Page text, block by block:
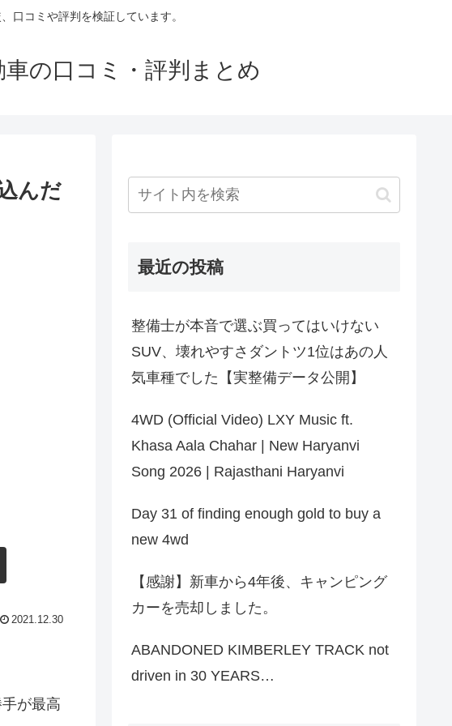
口コミや評判を検証しています。
の口コミ・評判まとめ
んだ
2021.12.30
が最高
最近の投稿
整備士が本音で選ぶ買ってはいけない
SUV、壊れやすさダントツ1位はあの人
気車種でした【実整備データ公開】
4WD (Official Video) LXY Music ft.
Khasa Aala Chahar | New Haryanvi
Song 2026 | Rajasthani Haryanvi
Day 31 of finding enough gold to buy a
new 4wd
【感謝】新車から4年後、キャンピング
カーを売却しました。
ABANDONED KIMBERLEY TRACK not
driven in 30 YEARS…